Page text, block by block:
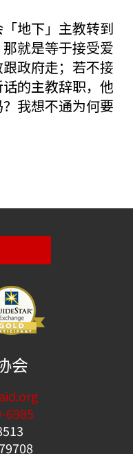
地下」主教转到
那就是等于接受爱
政府走；若不接
的主教辞职，他
我想不通为何要
会
6985